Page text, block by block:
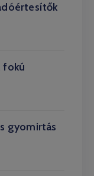
fokú
gyomirtás